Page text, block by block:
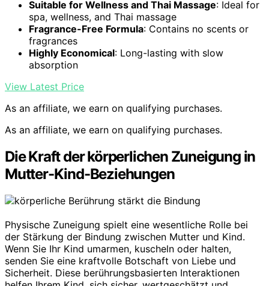
Suitable for Wellness and Thai Massage: Ideal for
spa, wellness, and Thai massage
Fragrance-Free Formula: Contains no scents or
fragrances
Highly Economical: Long-lasting with slow
absorption
View Latest Price
As an affiliate, we earn on qualifying purchases.
As an affiliate, we earn on qualifying purchases.
Die Kraft der körperlichen Zuneigung in
Mutter-Kind-Beziehungen
Physische Zuneigung spielt eine wesentliche Rolle bei
der Stärkung der Bindung zwischen Mutter und Kind.
Wenn Sie Ihr Kind umarmen, kuscheln oder halten,
senden Sie eine kraftvolle Botschaft von Liebe und
Sicherheit. Diese berührungsbasierten Interaktionen